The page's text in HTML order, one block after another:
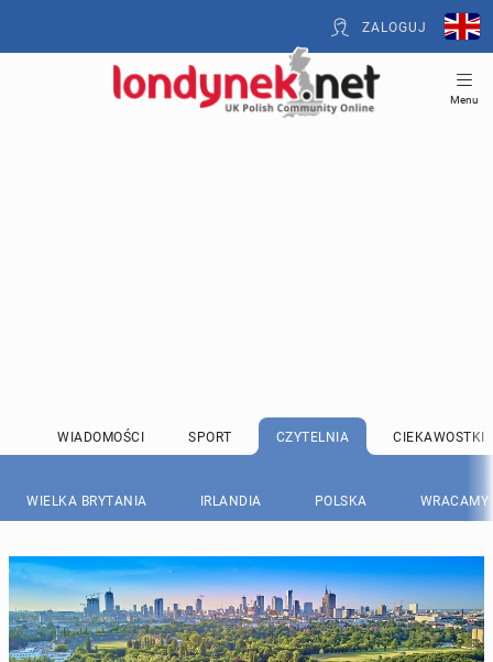
ZALOGUJ
Menu
WIADOMOŚCI SPORT CZYTELNIA CIEKAWOSTKI
WIELKA BRYTANIA IRLANDIA POLSKA WRACAMY